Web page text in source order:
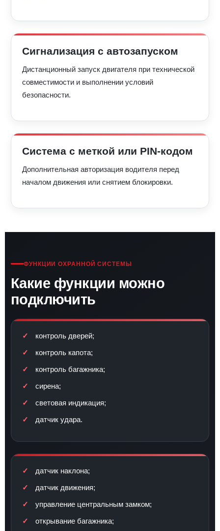
Сигнализация с автозапуском
Дистанционный запуск двигателя при технической
совместимости и выполнении условий
безопасности.
Система с меткой или PIN-кодом
Дополнительная авторизация водителя перед
началом движения или снятием блокировки.
ФУНКЦИИ ОХРАННОЙ СИСТЕМЫ
Какие функции можно
подключить
контроль дверей;
контроль капота;
контроль багажника;
сирена;
световая индикация;
датчик удара.
датчик наклона;
датчик движения;
управление центральным замком;
открывание багажника;